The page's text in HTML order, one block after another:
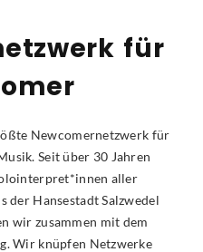
für
Newcomernetzwerk für
Seit über 30 Jahren
aller
der Hansestadt Salzwedel
wir zusammen mit dem
Wir knüpfen Netzwerke